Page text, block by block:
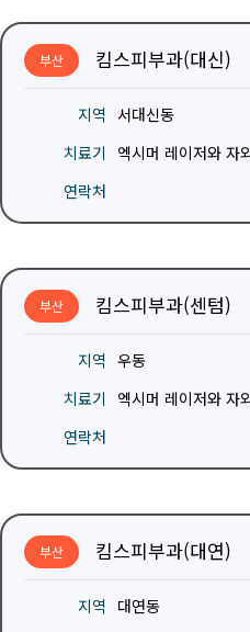
부산 킴스피부과(대신)
지역 서대신동
치료기
엑시머 레이저와 자
연락처
부산 킴스피부과(센텀)
지역 우동
치료기
엑시머 레이저와 자
연락처
부산 킴스피부과(대연)
지역 대연동